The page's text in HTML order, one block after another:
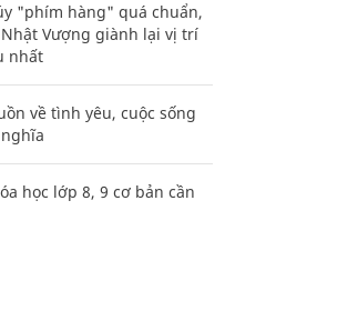
"phím hàng" quá chuẩn,
Vượng giành lại vị trí
nhất
về tình yêu, cuộc sống
học lớp 8, 9 cơ bản cần